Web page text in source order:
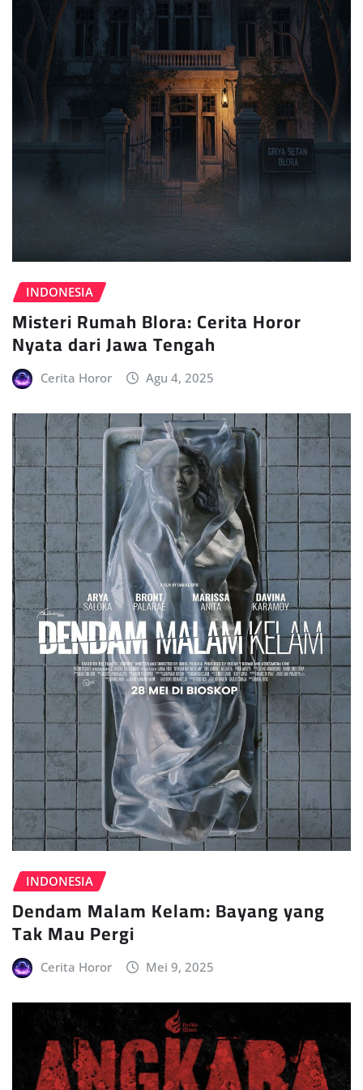
INDONESIA
Misteri Rumah Blora: Cerita Horor
Nyata dari Jawa Tengah
Cerita Horor Agu 4, 2025
INDONESIA
Dendam Malam Kelam: Bayang yang
Tak Mau Pergi
Cerita Horor Mei 9, 2025